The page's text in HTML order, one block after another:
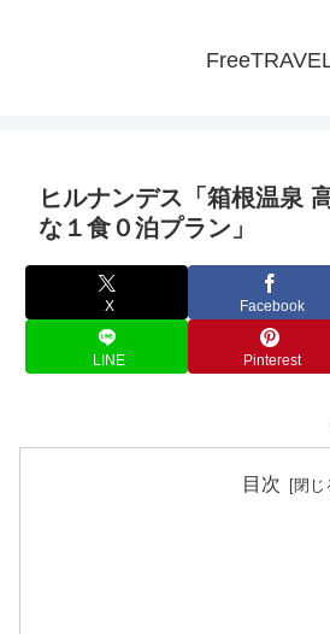
ヒルナンデス「箱根温泉
な１食０泊プラン」
X Facebook
LINE Pinterest
目次